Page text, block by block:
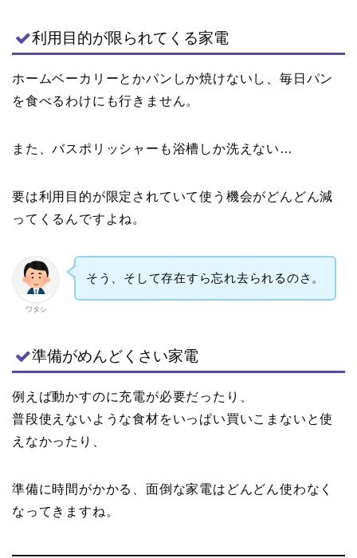
利用目的が限られてくる家電
ホームベーカリーとかパンしか焼けないし、毎日パン
を食べるわけにも行きません。
また、バスポリッシャーも浴槽しか洗えない…
要は利用目的が限定されていて使う機会がどんどん減
ってくるんですよね。
ワタシ
そう、そして存在すら忘れ去られるのさ。
準備がめんどくさい家電
例えば動かすのに充電が必要だったり、
普段使えないような食材をいっぱい買いこまないと使
えなかったり、
準備に時間がかかる、面倒な家電はどんどん使わなく
なってきますね。